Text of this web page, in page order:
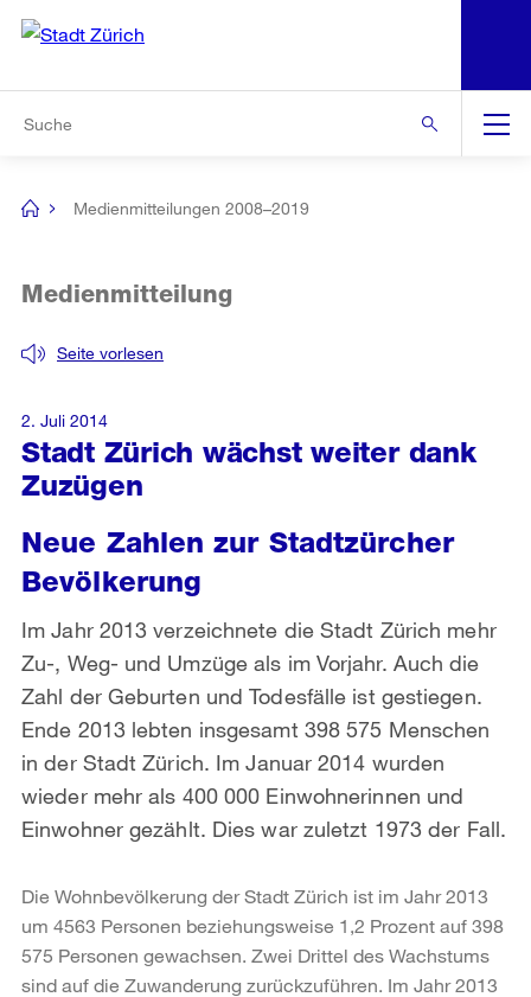
Navigation
[no
Medienmitteilungen 2008–2019
Stadt Zürich wächst weiter dank
Zuzügen
Seite vorlesen
Medienmitteilung
Neue Zahlen zur Stadtzürcher
Bevölkerung
Im Jahr 2013 verzeichnete die Stadt Zürich mehr
Zu-, Weg- und Umzüge als im Vorjahr. Auch die
Zahl der Geburten und Todesfälle ist gestiegen.
Ende 2013 lebten insgesamt 398 575 Menschen
in der Stadt Zürich. Im Januar 2014 wurden
wieder mehr als 400 000 Einwohnerinnen und
Einwohner gezählt. Dies war zuletzt 1973 der Fall.
2. Juli 2014
Die Wohnbevölkerung der Stadt Zürich ist im Jahr 2013
um 4563 Personen beziehungsweise 1,2 Prozent auf 398
575 Personen gewachsen. Zwei Drittel des Wachstums
sind auf die Zuwanderung zurückzuführen. Im Jahr 2013